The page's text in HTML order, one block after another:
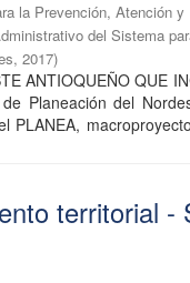
la Prevención, Atención y
del Sistema
, 2017)
ANTIOQUEÑO QUE
Planeación del
territorial -